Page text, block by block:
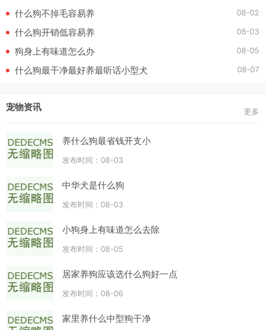
什么狗不掉毛容易养 08-02
什么狗开销低容易养 08-03
狗身上有味道怎么办 08-05
什么狗最干净最好养最听话小型犬 08-07
宠物资讯 更多
养什么狗最省钱开支小
发布时间：08-03
中华犬是什么狗
发布时间：08-03
小狗身上有味道怎么去除
发布时间：08-05
居家养狗应该选什么狗好一点
发布时间：08-06
家里养什么中型狗干净